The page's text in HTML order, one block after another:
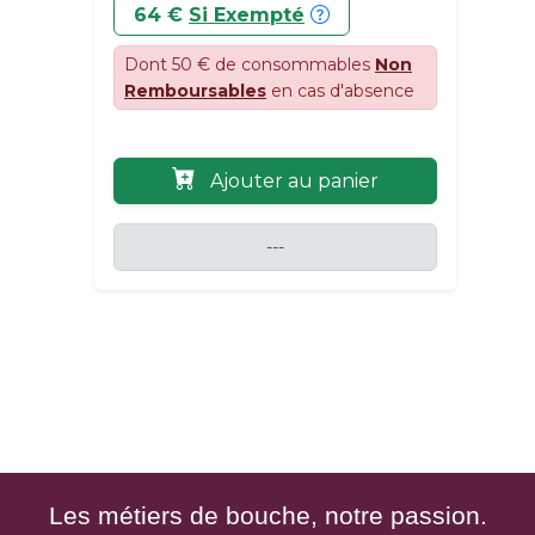
64 € Si Exempté
Dont 50 € de consommables Non
Remboursables en cas d'absence
Ajouter au panier
---
Les métiers de bouche, notre passion.